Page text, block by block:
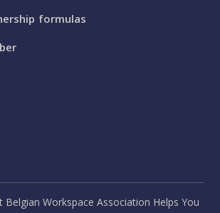
formulas
Workspace Association Helps You